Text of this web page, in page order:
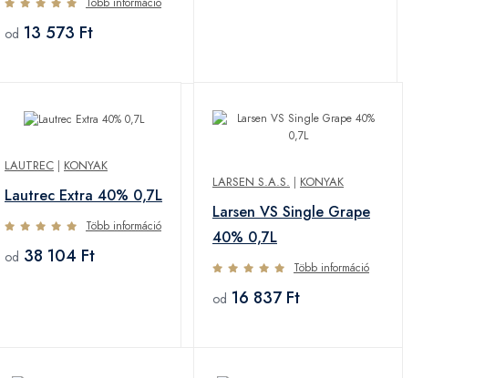
od 13 573 Ft
LAUTREC | KONYAK
Lautrec Extra 40% 0,7L
Több információ
od 38 104 Ft
LARSEN S.A.S. | KONYAK
Larsen VS Single Grape
40% 0,7L
Több információ
od 16 837 Ft